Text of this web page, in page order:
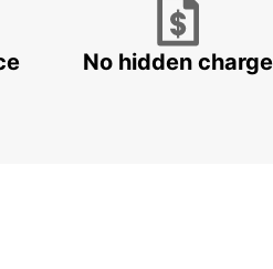
No hidden charge